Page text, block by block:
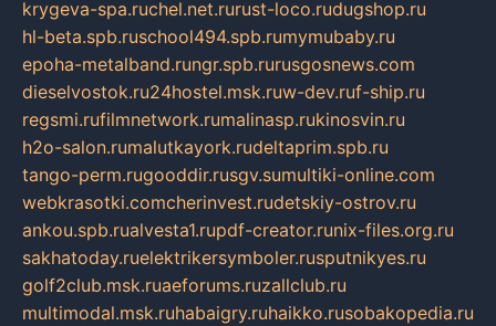
krygeva-spa.ruchel.net.rurust-loco.rudugshop.ru
hl-beta.spb.ruschool494.spb.rumymubaby.ru
epoha-metalband.rungr.spb.rurusgosnews.com
dieselvostok.ru24hostel.msk.ruw-dev.ruf-ship.ru
regsmi.rufilmnetwork.rumalinasp.rukinosvin.ru
h2o-salon.rumalutkayork.rudeltaprim.spb.ru
tango-perm.rugooddir.rusgv.sumultiki-online.com
webkrasotki.comcherinvest.rudetskiy-ostrov.ru
ankou.spb.rualvesta1.rupdf-creator.runix-files.org.ru
sakhatoday.ruelektrikersymboler.rusputnikyes.ru
golf2club.msk.ruaeforums.ruzallclub.ru
multimodal.msk.ruhabaigry.ruhaikko.rusobakopedia.ru